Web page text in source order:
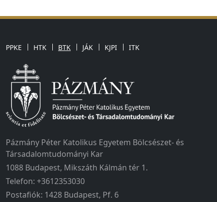
PPKE HTK BTK JÁK KJPI ITK
Pázmány Péter Katolikus Egyetem Bölcsészet- és
Társadalomtudományi Kar
1088 Budapest, Mikszáth Kálmán tér 1.
Telefon: +3612353030
Postafiók: 1428 Budapest, Pf. 6